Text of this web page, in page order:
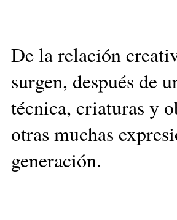
De la relación
surgen, después de
técnica, criaturas y
otras muchas
generación.